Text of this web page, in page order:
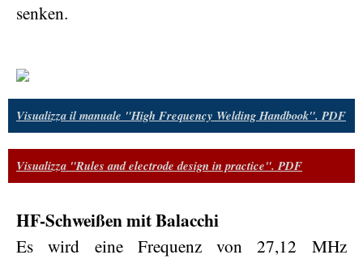
senken.
Visualizza il manuale "High Frequency Welding Handbook". PDF
Visualizza "Rules and electrode design in practice". PDF
HF-Schweißen mit Balacchi
Es wird eine Frequenz von 27,12 MHz